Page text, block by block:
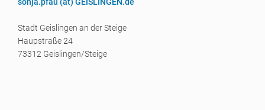
Stadt Geislingen an der Steige
Haupstraße 24
73312 Geislingen/Steige